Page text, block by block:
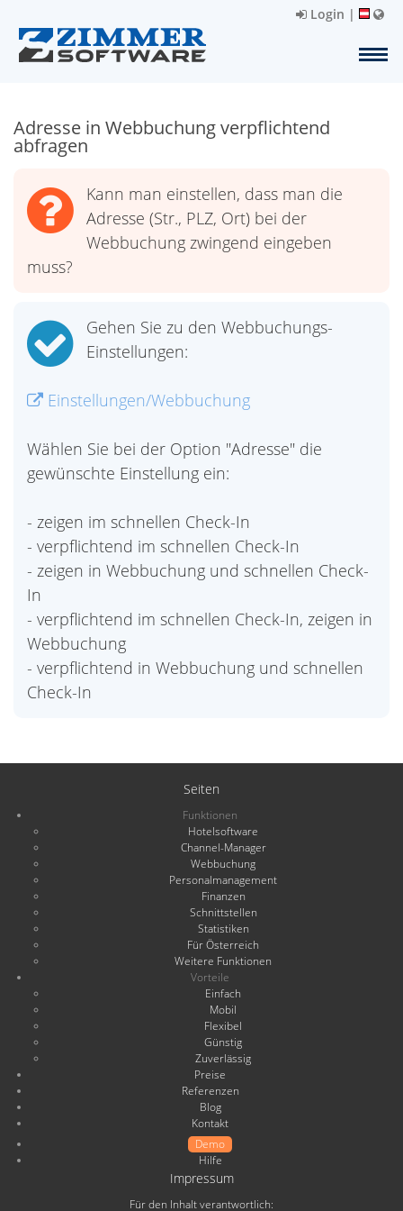
Login |
Adresse in Webbuchung verpflichtend
abfragen
Kann man einstellen, dass man die
Adresse (Str., PLZ, Ort) bei der
Webbuchung zwingend eingeben
muss?
Gehen Sie zu den Webbuchungs-
Einstellungen:
Einstellungen/Webbuchung
Wählen Sie bei der Option "Adresse" die
gewünschte Einstellung ein:
- zeigen im schnellen Check-In
- verpflichtend im schnellen Check-In
- zeigen in Webbuchung und schnellen Check-
In
- verpflichtend im schnellen Check-In, zeigen in
Webbuchung
- verpflichtend in Webbuchung und schnellen
Check-In
Seiten
Funktionen
Hotelsoftware
Channel-Manager
Webbuchung
Personalmanagement
Finanzen
Schnittstellen
Statistiken
Für Österreich
Weitere Funktionen
Vorteile
Einfach
Mobil
Flexibel
Günstig
Zuverlässig
Preise
Referenzen
Blog
Kontakt
Demo
Hilfe
Impressum
Für den Inhalt verantwortlich: